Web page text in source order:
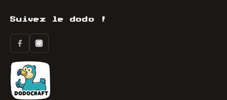
Suivez le dodo !